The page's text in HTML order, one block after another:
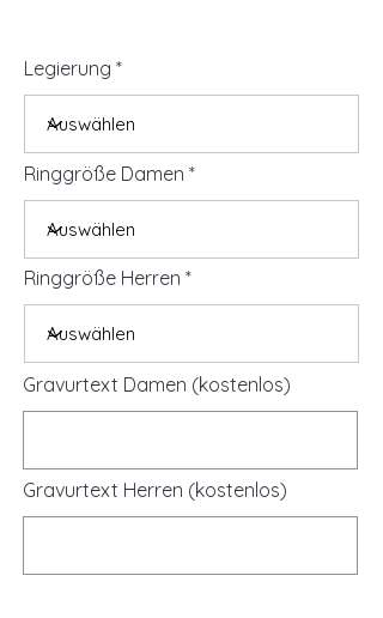
Legierung
Ringgröße Damen
Ringgröße Herren
Gravurtext Damen (kostenlos)
Gravurtext Herren (kostenlos)